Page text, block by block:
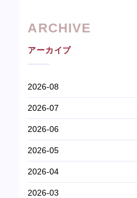
ARCHIVE
アーカイブ
2026-08
2026-07
2026-06
2026-05
2026-04
2026-03